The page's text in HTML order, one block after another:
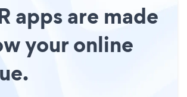
apps are made
your online